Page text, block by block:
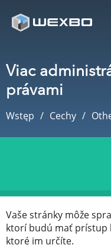
Viac
právami
Wstęp Cechy
Vaše stránky môže
ktorí budú mať prístup
ktoré im určíte.